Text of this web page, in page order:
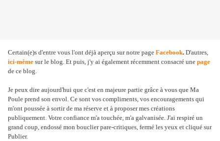
Certain(e)s d'entre vous l'ont déjà aperçu sur notre page Facebook. D'autres,
ici-même sur le blog. Et puis, j'y ai également récemment consacré une page
de ce blog.
Je peux dire aujourd'hui que c'est en majeure partie grâce à vous que Ma
Poule prend son envol. Ce sont vos compliments, vos encouragements qui
m'ont poussée à sortir de ma réserve et à proposer mes créations
publiquement. Votre confiance m'a touchée, m'a galvanisée. J'ai respiré un
grand coup, endossé mon bouclier pare-critiques, fermé les yeux et cliqué sur
Publier.